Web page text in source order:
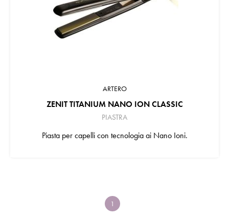
ARTERO
ZENIT TITANIUM NANO ION CLASSIC
PIASTRA
Piasta per capelli con tecnologia ai Nano Ioni.
1